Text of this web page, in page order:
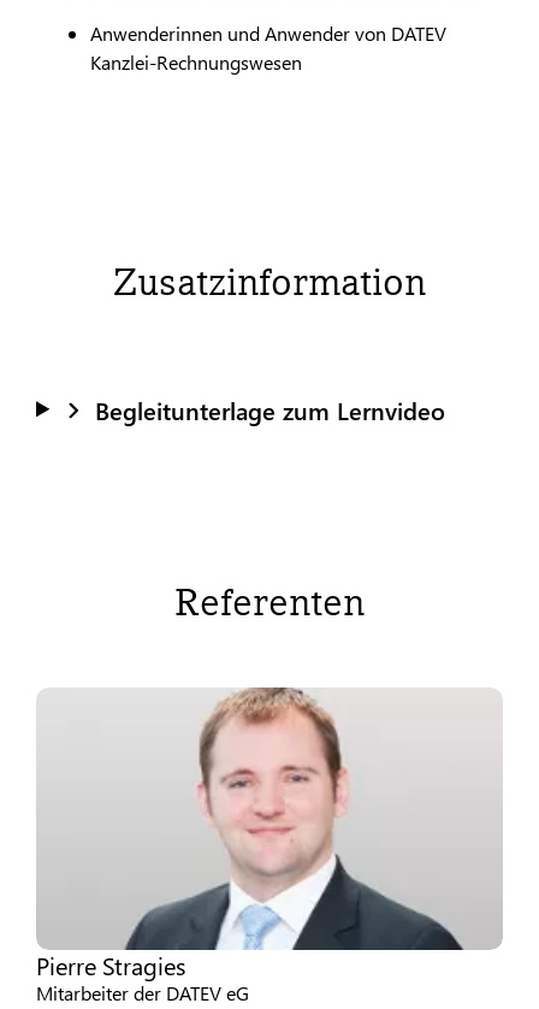
Anwenderinnen und Anwender von DATEV
Kanzlei-Rechnungswesen
Zusatzinformation
Begleitunterlage zum Lernvideo
Referenten
Pierre Stragies
Mitarbeiter der DATEV eG